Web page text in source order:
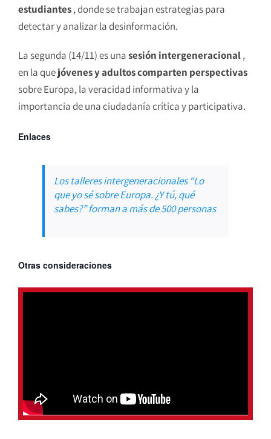
estudiantes, donde se trabajan estrategias para
detectar y analizar la desinformación.
La segunda (14/11) es unasesión intergeneracional,
en la quejóvenes y adultos comparten perspectivas
sobre Europa, la veracidad informativa y la
importancia de una ciudadanía crítica y participativa.
Enlaces
Los talleres intergeneracionales “Lo
que yo sé sobre Europa. ¿Y tú, qué
sabes?” forman a más de 500 personas
Otras consideraciones